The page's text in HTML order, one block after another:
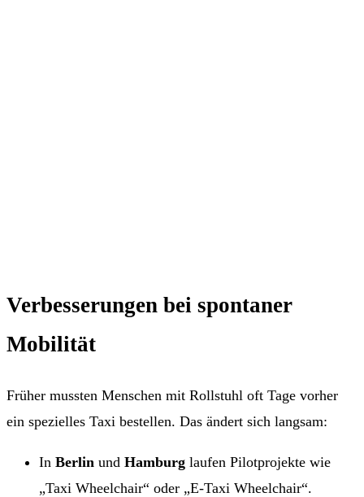
Verbesserungen bei spontaner
Mobilität
Früher mussten Menschen mit Rollstuhl oft Tage vorher
ein spezielles Taxi bestellen. Das ändert sich langsam:
In Berlin und Hamburg laufen Pilotprojekte wie
„Taxi Wheelchair“ oder „E-Taxi Wheelchair“.